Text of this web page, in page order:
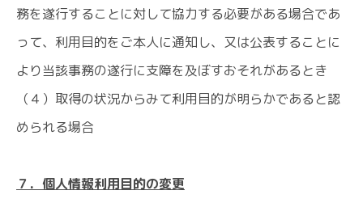
務を遂行することに対して協力する必要がある場合であ
って、利用目的をご本人に通知し、又は公表することに
より当該事務の遂行に支障を及ぼすおそれがあるとき
（４）取得の状況からみて利用目的が明らかであると認
められる場合
７．個人情報利用目的の変更